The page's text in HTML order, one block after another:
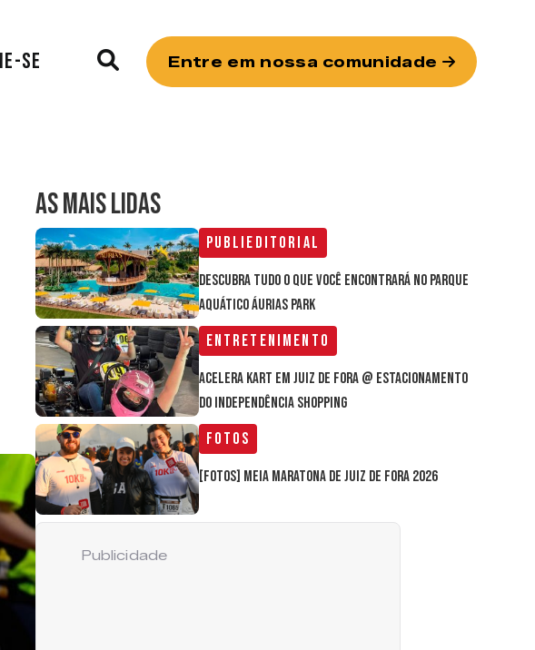
SE Entre em nossa comunidade
AS MAIS LIDAS
Publieditorial
Descubra tudo o que você encontrará no parque
aquático Áurias Park
Entretenimento
Acelera Kart em Juiz de Fora @ estacionamento
do Independência Shopping
Fotos
[FOTOS] Meia Maratona de Juiz de Fora 2026
Publicidade